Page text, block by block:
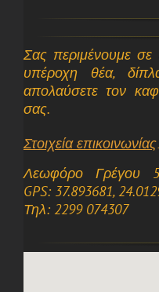
Σας περιμένουμε
υπέροχη θέα,
απολαύσετε τον
σας.
Στοιχεία επικοινωνίας:
Λεωφόρο Γρέγου
GPS: 37.893681,
Τηλ: 2299 074307